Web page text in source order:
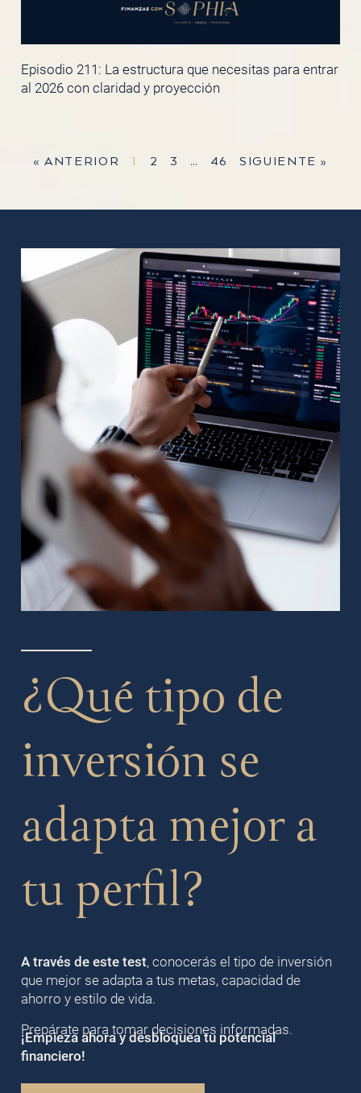
Episodio 211: La estructura que necesitas para entrar
al 2026 con claridad y proyección
« ANTERIOR 1 2 3 … 46 SIGUIENTE »
¿Qué tipo de
inversión se
adapta mejor a
tu perfil?
A través de este test, conocerás el tipo de inversión
que mejor se adapta a tus metas, capacidad de
ahorro y estilo de vida.
Prepárate para tomar decisiones informadas.
¡Empieza ahora y desbloquea tu potencial
financiero!